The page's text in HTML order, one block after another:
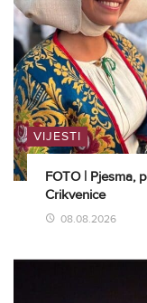
VIJESTI
FOTO | Pjesma,
Crikvenice
08.08.2026